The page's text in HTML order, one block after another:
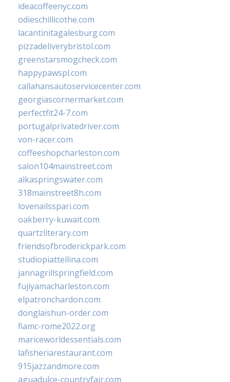
ideacoffeenyc.com
odieschillicothe.com
lacantinitagalesburg.com
pizzadeliverybristol.com
greenstarsmogcheck.com
happypawspl.com
callahansautoservicecenter.com
georgiascornermarket.com
perfectfit24-7.com
portugalprivatedriver.com
von-racer.com
coffeeshopcharleston.com
salon104mainstreet.com
alkaspringswater.com
318mainstreet8h.com
lovenailsspari.com
oakberry-kuwait.com
quartzliterary.com
friendsofbroderickpark.com
studiopiattellina.com
jannagrillspringfield.com
fujiyamacharleston.com
elpatronchardon.com
donglaishun-order.com
fiamc-rome2022.org
mariceworldessentials.com
lafisheriarestaurant.com
915jazzandmore.com
aguadulce-countryfair.com